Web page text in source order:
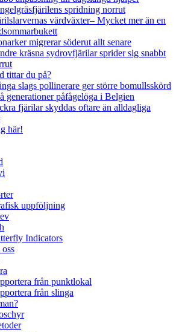
spridning norrut
värdväxter– Mycket mer än en
migrerar söderut allt senare
kräsna sydrovfjärilar sprider sig snabbt
tittar du på?
slags pollinerare ger större bomullsskörd
generationer påfågelöga i Belgien
fjärilar skyddas oftare än alldagliga
här!
uppföljning
Indicators
från punktlokal
från slinga